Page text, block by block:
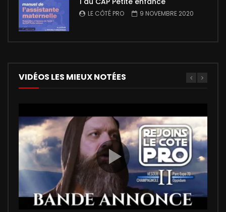
LE CÔTÉ PRO 9 NOVEMBRE 2020
VIDÉOS LES MIEUX NOTÉES
01:35
00:02:27 5